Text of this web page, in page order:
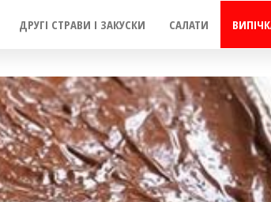
ДРУГІ СТРАВИ І ЗАКУСКИ САЛАТИ